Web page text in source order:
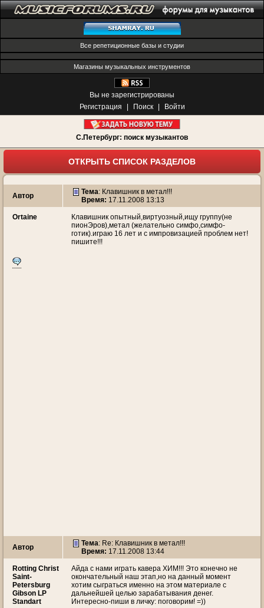
Все репетиционные базы и студии
Магазины музыкальных инструментов
Вы не зарегистрированы
Регистрация
Поиск Войти
С.Петербург: поиск музыкантов
ОТКРЫТЬ СПИСОК РАЗДЕЛОВ
Автор Тема: Клавишник в метал!!!
Время: 17.11.2008 13:13
Ortaine
Клавишник опытный,виртуозный,ищу группу(не
пионЭров),метал (желательно симфо,симфо-
готик).играю 16 лет и с импровизацией проблем нет!
пишите!!!
Автор Тема: Re: Клавишник в метал!!!
Время: 17.11.2008 13:44
Rotting Christ
Saint-
Petersburg
Gibson LP
Standart
Айда с нами играть кавера ХИМ!!! Это конечно не
окончательный наш этап,но на данный момент
хотим сыграться именно на этом материале с
дальнейшей целью зарабатывания денег.
Интересно-пиши в личку: поговорим! =))